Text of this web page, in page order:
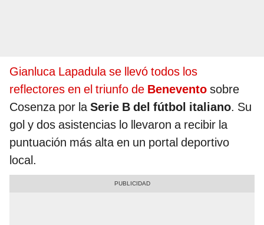
Gianluca Lapadula se llevó todos los
reflectores en el triunfo de Benevento sobre
Cosenza por laSerie B del fútbol italiano. Su
gol y dos asistencias lo llevaron a recibir la
puntuación más alta en un portal deportivo
local.